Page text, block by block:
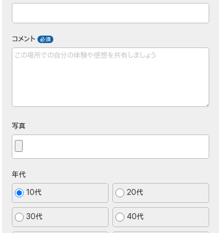
コメント
写真
年代
10代
20代
30代 40代